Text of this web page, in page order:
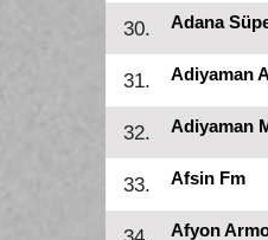
30. Adana
31. Adiyaman
32. Adiyaman
33. Afsin Fm
Afyon